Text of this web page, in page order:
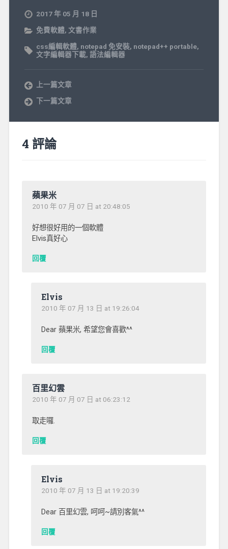
2017 年 05 月 18 日
免費軟體, 文書作業
css編輯軟體, notepad 免安裝, notepad++ portable,
文字編輯器下載, 語法編輯器
上一篇文章
下一篇文章
4 評論
蘋果米
2010 年 07 月 07 日 at 20:48:05
好想很好用的一個軟體
Elvis真好心
回覆
Elvis
2010 年 07 月 13 日 at 19:26:04
Dear 蘋果米, 希望您會喜歡^^
回覆
百里幻雲
2010 年 07 月 07 日 at 06:23:12
取走囉.
回覆
Elvis
2010 年 07 月 13 日 at 19:20:39
Dear 百里幻雲, 呵呵~請別客氣^^
回覆